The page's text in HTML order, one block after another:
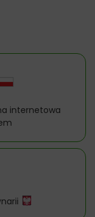
internetowa